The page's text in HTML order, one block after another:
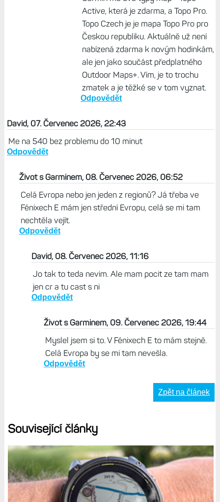
Active, která je zdarma, a Topo Pro.
Topo Czech je je mapa Topo Pro pro
Českou republiku. Aktuálně už není
nabízená zdarma k novým hodinkám,
ale jen jako součást předplatného
Outdoor Maps+. Vím, je to trochu
zmatek a je těžké se v tom vyznat.
Odpovědět
David, 07. Červenec 2026, 22:43
Me na 540 bez problemu do 10 minut
Odpovědět
Život s Garminem, 08. Červenec 2026, 06:52
Celá Evropa nebo jen jeden z regionů? Já třeba ve
Fénixech E mám jen střední Evropu, celá se mi tam
nechtěla vejít.
Odpovědět
David, 08. Červenec 2026, 11:16
Jo tak to teda nevim. Ale mam pocit ze tam mam
jen cr a tu cast s ni
Odpovědět
Život s Garminem, 09. Červenec 2026, 19:44
Myslel jsem si to. V Fénixech E to mám stejně.
Celá Evropa by se mi tam nevešla.
Odpovědět
Zpět na článek
Související články